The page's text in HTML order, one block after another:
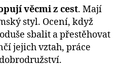
věcmi z cest. Mají
styl. Ocení, když
sbalit a přestěhovat
jejich vztah, práce